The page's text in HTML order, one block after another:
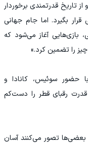
از تاریخ قدرتمندی برخوردار
بگیرد. اما جام جهانی
بازی‌هایی آغاز می‌شود که
چیز را تضمین کرد.»
حضور سوئیس، کانادا و
رقبای قطر را دست‌کم
بعضی‌ها تصور می‌کنند آسان